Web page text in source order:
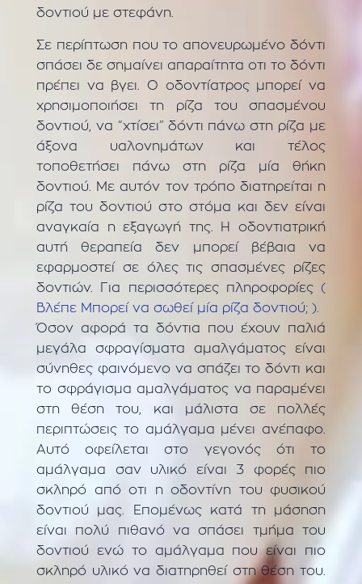
δοντιού με στεφάνη.
Σε περίπτωση που το απονευρωμένο δόντι
σπάσει δε σημαίνει απαραίτητα οτι το δόντι
πρέπει να βγει. Ο οδοντίατρος μπορεί να
χρησιμοποιήσει τη ρίζα του σπασμένου
δοντιού, να “χτίσει” δόντι πάνω στη ρίζα με
άξονα υαλονημάτων και τέλος
τοποθετήσει πάνω στη ρίζα μία θήκη
δοντιού. Με αυτόν τον τρόπο διατηρείται η
ρίζα του δοντιού στο στόμα και δεν είναι
αναγκαία η εξαγωγή της. Η οδοντιατρική
αυτή θεραπεία δεν μπορεί βέβαια να
εφαρμοστεί σε όλες τις σπασμένες ρίζες
δοντιών. Για περισσότερες πληροφορίες (
Βλέπε Μπορεί να σωθεί μία ρίζα δοντιού; ).
Όσον αφορά τα δόντια που έχουν παλιά
μεγάλα σφραγίσματα αμαλγάματος είναι
σύνηθες φαινόμενο να σπάζει το δόντι και
το σφράγισμα αμαλγάματος να παραμένει
στη θέση του, και μάλιστα σε πολλές
περιπτώσεις το αμάλγαμα μένει ανέπαφο.
Αυτό οφείλεται στο γεγονός ότι το
αμάλγαμα σαν υλικό είναι 3 φορές πιο
σκληρό από οτι η οδοντίνη του φυσικού
δοντιού μας. Επομένως κατά τη μάσηση
είναι πολύ πιθανό να σπάσει τμήμα του
δοντιού ενώ το αμάλγαμα που είναι πιο
σκληρό υλικό να διατηρηθεί στη θέση του.